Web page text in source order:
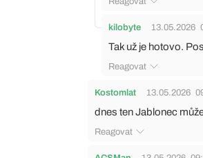
kilobyte 13.05.2026
Tak už je hotovo.
Reagovat
Kostomlat 13.05.2026
dnes ten Jablonec
Reagovat